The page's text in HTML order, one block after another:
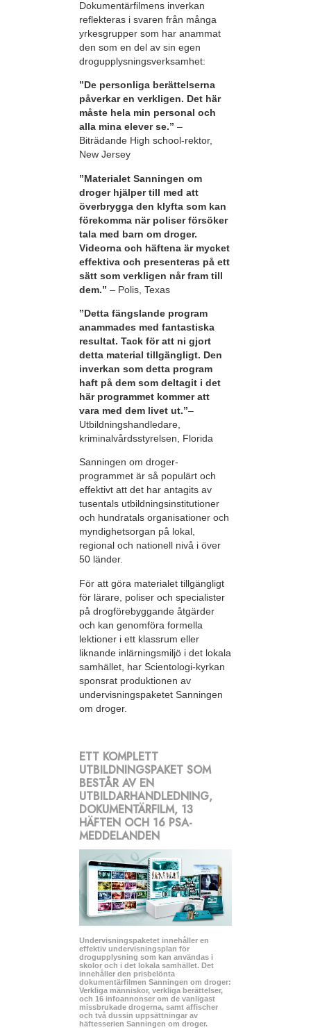
Dokumentärfilmens inverkan
reflekteras i svaren från många
yrkesgrupper som har anammat
den som en del av sin egen
drogupplysningsverksamhet:
”De personliga berättelserna
påverkar en verkligen. Det här
måste hela min personal och
alla mina elever se.” –
Biträdande High school-rektor,
New Jersey
”Materialet Sanningen om
droger hjälper till med att
överbrygga den klyfta som kan
förekomma när poliser försöker
tala med barn om droger.
Videorna och häftena är mycket
effektiva och presenteras på ett
sätt som verkligen når fram till
dem.” – Polis, Texas
”Detta fängslande program
anammades med fantastiska
resultat. Tack för att ni gjort
detta material tillgängligt. Den
inverkan som detta program
haft på dem som deltagit i det
här programmet kommer att
vara med dem livet ut.”–
Utbildningshandledare,
kriminalvårdsstyrelsen, Florida
Sanningen om droger-
programmet är så populärt och
effektivt att det har antagits av
tusentals utbildningsinstitutioner
och hundratals organisationer och
myndighetsorgan på lokal,
regional och nationell nivå i över
50 länder.
För att göra materialet tillgängligt
för lärare, poliser och specialister
på drogförebyggande åtgärder
och kan genomföra formella
lektioner i ett klassrum eller
liknande inlärningsmiljö i det lokala
samhället, har Scientologi-kyrkan
sponsrat produktionen av
undervisningspaketet Sanningen
om droger.
ETT KOMPLETT
UTBILDNINGSPAKET SOM
BESTÅR AV EN
UTBILDARHANDLEDNING,
DOKUMENTÄRFILM, 13
HÄFTEN OCH 16 PSA-
MEDDELANDEN
Undervisningspaketet innehåller en
effektiv undervisningsplan för
drogupplysning som kan användas i
skolor och i det lokala samhället. Det
innehåller den prisbelönta
dokumentärfilmen Sanningen om droger:
Verkliga människor, verkliga berättelser,
och 16 infoannonser om de vanligast
missbrukade drogerna, samt affischer
och två dussin uppsättningar av
häftesserien Sanningen om droger.